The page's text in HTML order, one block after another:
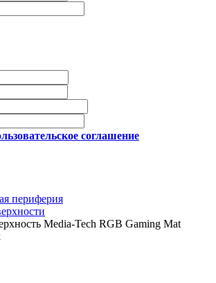
соглашение
периферия
Media-Tech RGB Gaming Mat